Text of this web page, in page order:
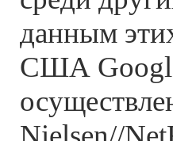
данным
США